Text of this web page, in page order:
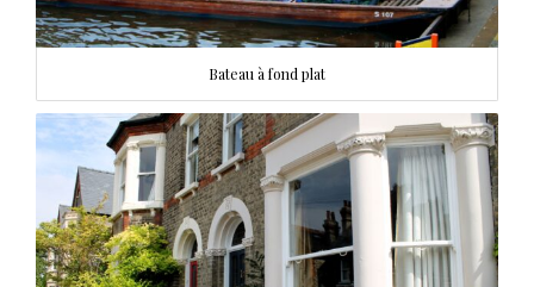
Bateau à fond plat